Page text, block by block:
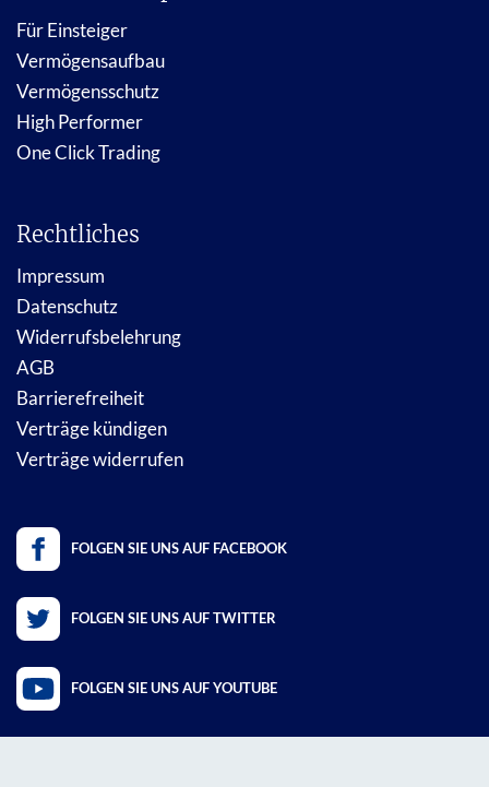
Für Einsteiger
Vermögensaufbau
Vermögensschutz
High Performer
One Click Trading
Rechtliches
Impressum
Datenschutz
Widerrufsbelehrung
AGB
Barrierefreiheit
Verträge kündigen
Verträge widerrufen
FOLGEN SIE UNS AUF FACEBOOK
FOLGEN SIE UNS AUF TWITTER
FOLGEN SIE UNS AUF YOUTUBE